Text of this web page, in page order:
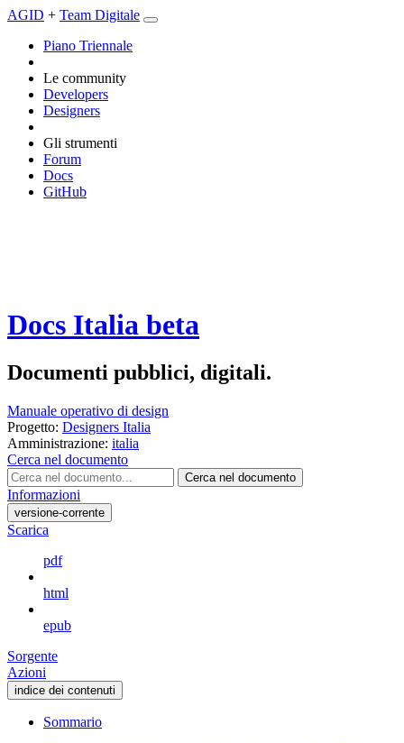
AGID + Team Digitale
Piano Triennale
Le community
Developers
Designers
Gli strumenti
Forum
Docs
GitHub
Docs Italia beta
Documenti pubblici, digitali.
Manuale operativo di design
Progetto: Designers Italia
Amministrazione: italia
Cerca nel documento
Cerca nel documento
Informazioni
versione-corrente
Scarica
pdf
html
epub
Sorgente
Azioni
indice dei contenuti
Sommario